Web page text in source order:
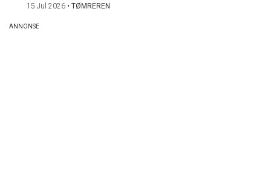
15 Jul 2026 • TØMREREN